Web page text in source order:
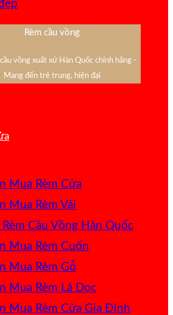
Rèm cầu vồng
vồng xuất xứ Hàn Quốc chính hãng -
Mang đến trẻ trung, hiện đại
Mua Rèm Cửa
Mua Rèm Vải
Rèm Cầu Vồng Hàn Quốc
Mua Rèm Cuốn
Mua Rèm Gỗ
Mua Rèm Lá Dọc
Mua Rèm Cửa Gia Đình